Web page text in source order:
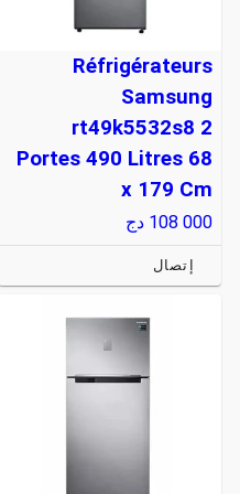
Réfrigérateurs
Samsung
rt49k5532s8 2
Portes 490 Litres 68
x 179 Cm
108 000 دج
إتصال